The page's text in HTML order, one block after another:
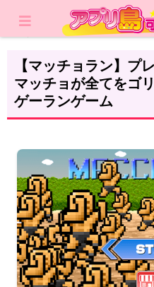
レビュー
【マッチョラン】プ
マッチョが全てをゴ
ゲーランゲーム